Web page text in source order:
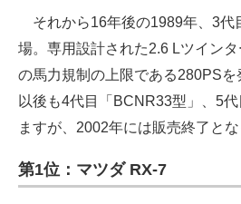
それから16年後の1989年、3代
場。専用設計された2.6 Lツイン
の馬力規制の上限である280PSを
以後も4代目「BCNR33型」、5
ますが、2002年には販売終了とな
第1位：マツダ RX-7